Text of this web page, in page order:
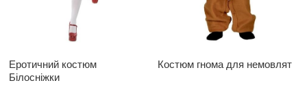
Еротичний костюм
Білосніжки
Костюм гнома для немовлят